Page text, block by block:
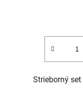
Strieborný